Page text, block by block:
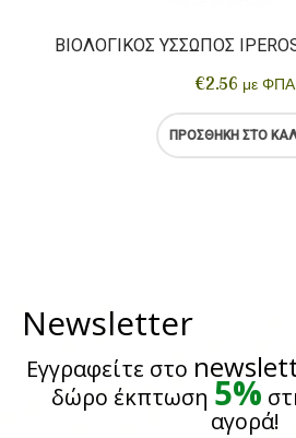
ΒΙΟΛΟΓΙΚΌΣ ΎΣΣΩΠΟΣ
€2.56 με ΦΠΑ
ΠΡΟΣΘΉΚΗ ΣΤΟ
Newsletter
Εγγραφείτε στο
δώρο έκπτωση 5%
αγορά!